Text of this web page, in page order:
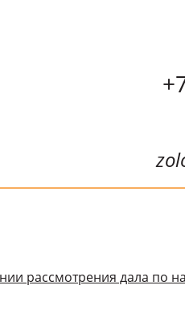
рассмотрения дала по